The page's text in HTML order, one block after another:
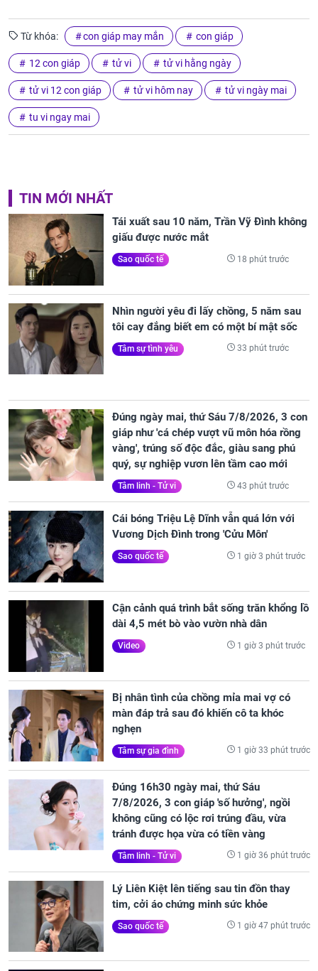
Từ khóa: con giáp may mắn con giáp
12 con giáp tử vi tử vi hằng ngày
tử vi 12 con giáp tử vi hôm nay tử vi ngày mai
tu vi ngay mai
TIN MỚI NHẤT
Tái xuất sau 10 năm, Trần Vỹ Đình không
giấu được nước mắt
Sao quốc tế 18 phút trước
Nhìn người yêu đi lấy chồng, 5 năm sau
tôi cay đắng biết em có một bí mật sốc
Tâm sự tình yêu 33 phút trước
Đúng ngày mai, thứ Sáu 7/8/2026, 3 con
giáp như 'cá chép vượt vũ môn hóa rồng
vàng', trúng số độc đắc, giàu sang phú
quý, sự nghiệp vươn lên tầm cao mới
Tâm linh - Tử vi 43 phút trước
Cái bóng Triệu Lệ Dĩnh vẫn quá lớn với
Vương Dịch Đình trong 'Cửu Môn'
Sao quốc tế 1 giờ 3 phút trước
Cận cảnh quá trình bắt sống trăn khổng lồ
dài 4,5 mét bò vào vườn nhà dân
Video 1 giờ 3 phút trước
Bị nhân tình của chồng mỉa mai vợ có
màn đáp trả sau đó khiến cô ta khóc
nghẹn
Tâm sự gia đình 1 giờ 33 phút trước
Đúng 16h30 ngày mai, thứ Sáu
7/8/2026, 3 con giáp 'số hưởng', ngồi
không cũng có lộc rơi trúng đầu, vừa
tránh được họa vừa có tiền vàng
Tâm linh - Tử vi 1 giờ 36 phút trước
Lý Liên Kiệt lên tiếng sau tin đồn thay
tim, cởi áo chứng minh sức khỏe
Sao quốc tế 1 giờ 47 phút trước